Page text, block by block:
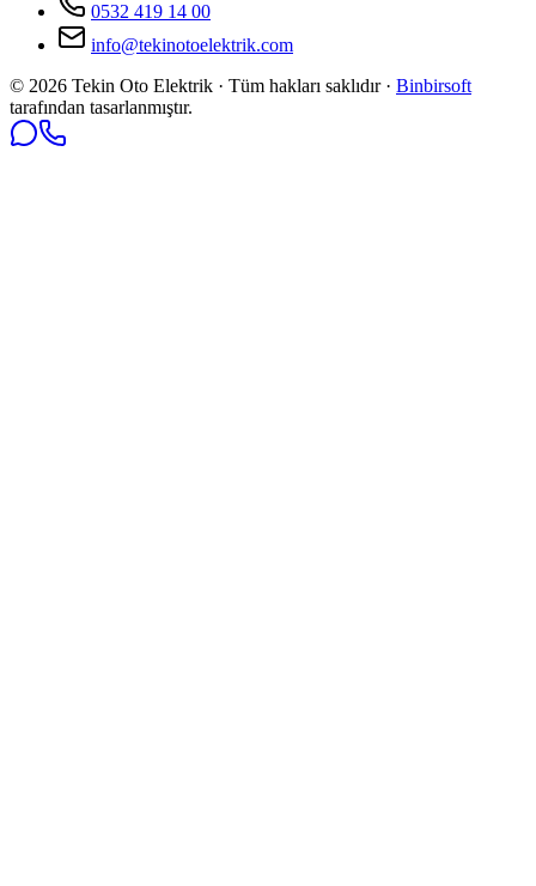
0532 419 14 00
info@tekinotoelektrik.com
© 2026 Tekin Oto Elektrik · Tüm hakları saklıdır · Binbirsoft
tarafından tasarlanmıştır.